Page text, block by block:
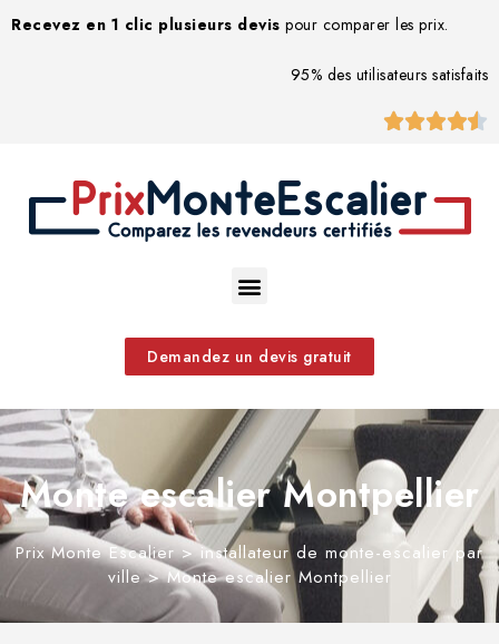
Recevez en 1 clic plusieurs devis pour comparer les prix.
95% des utilisateurs satisfaits

Demandez un devis gratuit
Monte escalier Montpellier
Prix Monte Escalier>installateur de monte-escalier par
ville>Monte escalier Montpellier